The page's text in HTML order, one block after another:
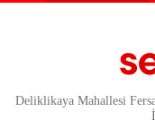
Deliklikaya Mahallesi